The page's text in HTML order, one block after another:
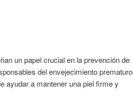
un papel crucial en la prevención de
del envejecimiento prematuro
ayudar a mantener una piel firme y